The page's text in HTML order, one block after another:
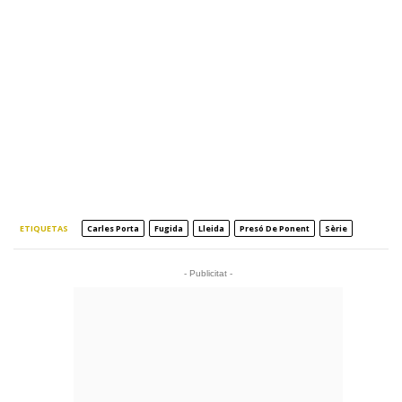
ETIQUETAS Carles Porta Fugida Lleida Presó De Ponent Sèrie
- Publicitat -